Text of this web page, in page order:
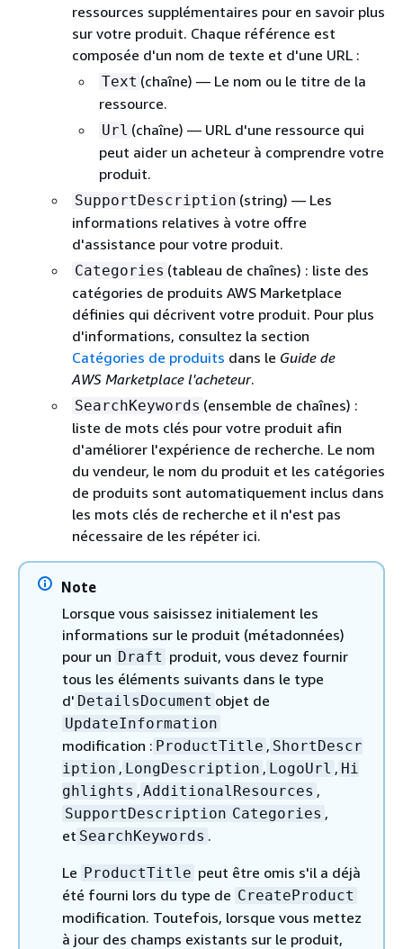
ressources supplémentaires pour en savoir plus
sur votre produit. Chaque référence est
composée d'un nom de texte et d'une URL :
Text (chaîne) — Le nom ou le titre de la
ressource.
Url (chaîne) — URL d'une ressource qui
peut aider un acheteur à comprendre votre
produit.
SupportDescription (string) — Les
informations relatives à votre offre
d'assistance pour votre produit.
Categories (tableau de chaînes) : liste des
catégories de produits AWS Marketplace
définies qui décrivent votre produit. Pour plus
d'informations, consultez la section
Catégories de produits dans le Guide de
AWS Marketplace l'acheteur.
SearchKeywords (ensemble de chaînes) :
liste de mots clés pour votre produit afin
d'améliorer l'expérience de recherche. Le nom
du vendeur, le nom du produit et les catégories
de produits sont automatiquement inclus dans
les mots clés de recherche et il n'est pas
nécessaire de les répéter ici.
Note
Lorsque vous saisissez initialement les
informations sur le produit (métadonnées)
pour un Draft produit, vous devez fournir
tous les éléments suivants dans le type
d' DetailsDocument objet de
UpdateInformation
modification : ProductTitle , ShortDescr
iption , LongDescription , LogoUrl , Hi
ghlights , AdditionalResources ,
SupportDescription Categories ,
et SearchKeywords .
Le ProductTitle peut être omis s'il a déjà
été fourni lors du type de CreateProduct
modification. Toutefois, lorsque vous mettez
à jour des champs existants sur le produit,